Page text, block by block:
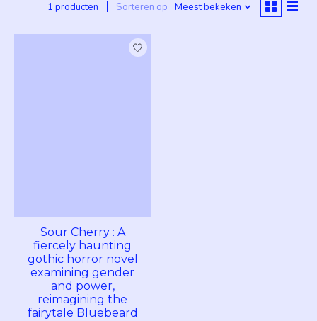
1 producten Sorteren op Meest bekeken
Sour Cherry : A
fiercely haunting
gothic horror novel
examining gender
and power,
reimagining the
fairytale Bluebeard